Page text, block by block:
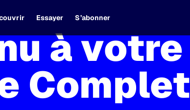
Essayer S’abonner
à votre
Complet